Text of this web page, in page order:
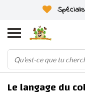
Le langage du